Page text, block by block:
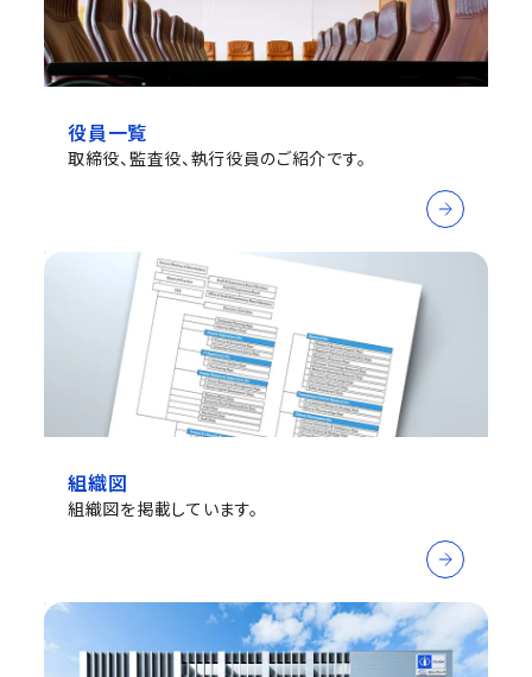
役員一覧
取締役、監査役、執行役員のご紹介です。
組織図
組織図を掲載しています。